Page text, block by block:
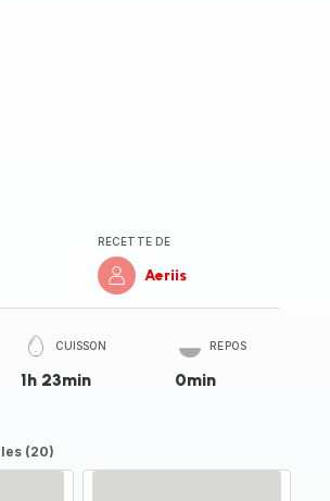
RECETTE DE
Aeriis
CUISSON
1h 23min
REPOS
0min
(20)